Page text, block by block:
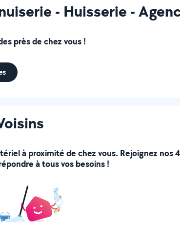
- Huisserie -
près de chez vous !
à proximité de chez vous. Rejoignez nos
à tous vos besoins !